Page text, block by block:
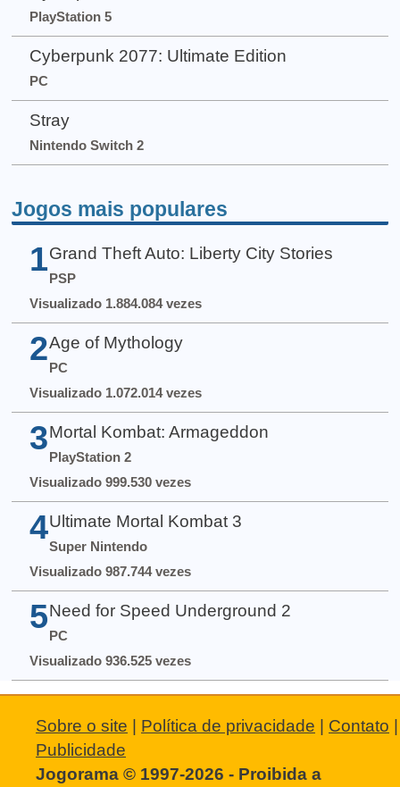
PlayStation 5
Cyberpunk 2077: Ultimate Edition
PC
Stray
Nintendo Switch 2
Jogos mais populares
1 Grand Theft Auto: Liberty City Stories
PSP
Visualizado 1.884.084 vezes
2 Age of Mythology
PC
Visualizado 1.072.014 vezes
3 Mortal Kombat: Armageddon
PlayStation 2
Visualizado 999.530 vezes
4 Ultimate Mortal Kombat 3
Super Nintendo
Visualizado 987.744 vezes
5 Need for Speed Underground 2
PC
Visualizado 936.525 vezes
Sobre o site | Política de privacidade | Contato |
Publicidade
Jogorama © 1997-2026 - Proibida a